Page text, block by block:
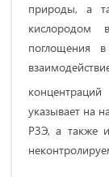
природы, а
кислородом
поглощения
указывает на
РЗЭ, а также